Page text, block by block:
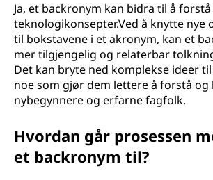
Ja, et backronym kan bidra til å
teknologikonsepter.Ved å knytte nye
til bokstavene i et akronym, kan et
mer tilgjengelig og relaterbar
Det kan bryte ned komplekse ideer
noe som gjør dem lettere å forstå og
nybegynnere og erfarne fagfolk.
Hvordan går prosessen
et backronym til?